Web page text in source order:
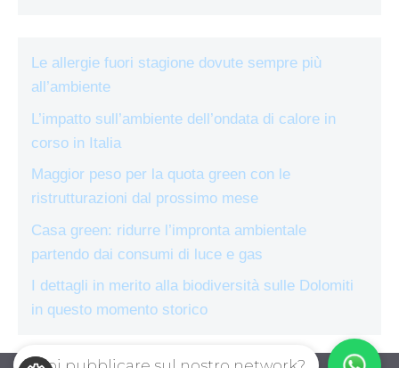
Le allergie fuori stagione dovute sempre più
all’ambiente
L’impatto sull’ambiente dell’ondata di calore in
corso in Italia
Maggior peso per la quota green con le
ristrutturazioni dal prossimo mese
Casa green: ridurre l’impronta ambientale
partendo dai consumi di luce e gas
I dettagli in merito alla biodiversità sulle Dolomiti
in questo momento storico